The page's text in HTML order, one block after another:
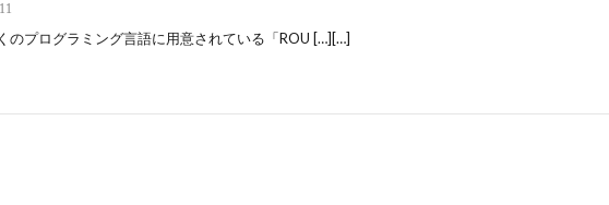
のプログラミング言語に用意されている「ROU […][…]